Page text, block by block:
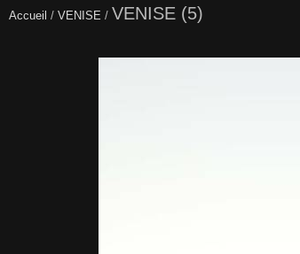
Accueil / VENISE / VENISE (5)